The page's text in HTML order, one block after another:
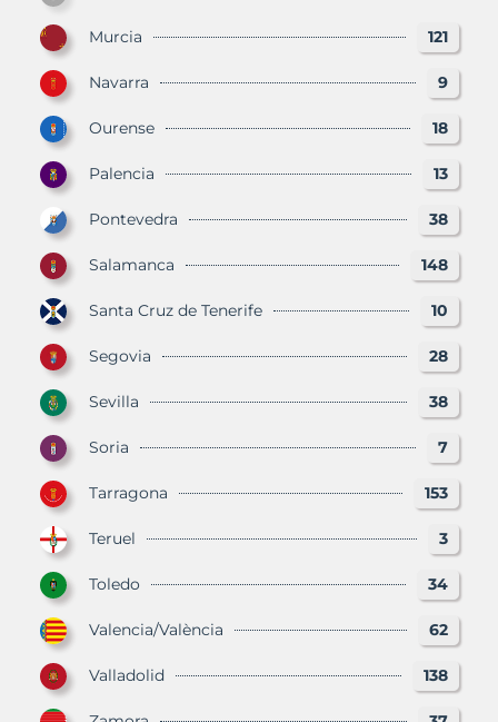
Murcia 121
Navarra 9
Ourense 18
Palencia 13
Pontevedra 38
Salamanca 148
Santa Cruz de Tenerife 10
Segovia 28
Sevilla 38
Soria 7
Tarragona 153
Teruel 3
Toledo 34
Valencia/València 62
Valladolid 138